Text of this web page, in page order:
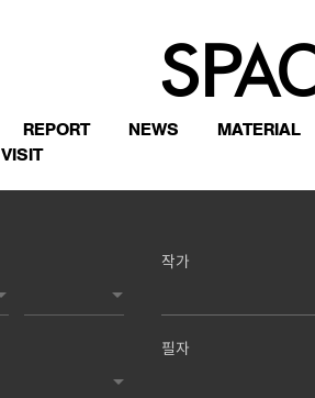
REPORT NEWS MATERIAL
VISIT
작가
필자